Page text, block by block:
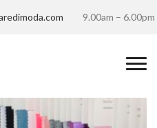
9.00am – 6.00pm